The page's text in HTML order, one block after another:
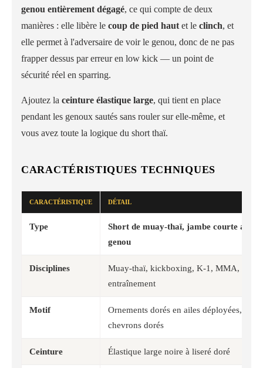
genou entièrement dégagé, ce qui compte de deux
manières : elle libère le coup de pied haut et le clinch, et
elle permet à l'adversaire de voir le genou, donc de ne pas
frapper dessus par erreur en low kick — un point de
sécurité réel en sparring.
Ajoutez la ceinture élastique large, qui tient en place
pendant les genoux sautés sans rouler sur elle-même, et
vous avez toute la logique du short thaï.
CARACTÉRISTIQUES TECHNIQUES
CARACTÉRISTIQUE DÉTAIL
Type
Short de muay-thaï, jambe courte au-
genou
Disciplines
Muay-thaï, kickboxing, K-1, MMA, boxe
entraînement
Motif
Ornements dorés en ailes déployées,
chevrons dorés
Ceinture Élastique large noire à liseré doré